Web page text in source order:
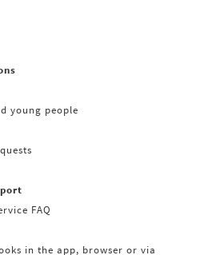
young people
FAQ
in the app, browser or via